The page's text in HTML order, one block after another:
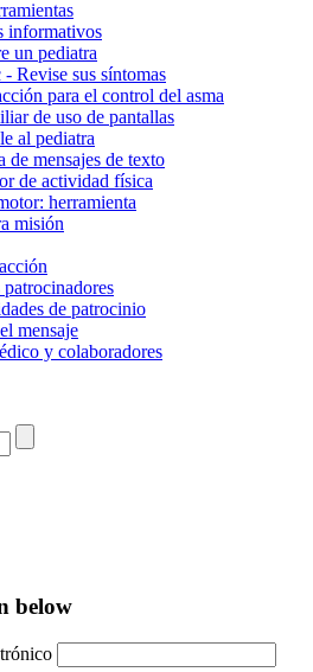
informativos
un pediatra
Revise sus síntomas
para el control del asma
de uso de pantallas
al pediatra
de mensajes de texto
de activida​d física
herramienta
misión
de patrocinio
mensaje
y colaboradores
below